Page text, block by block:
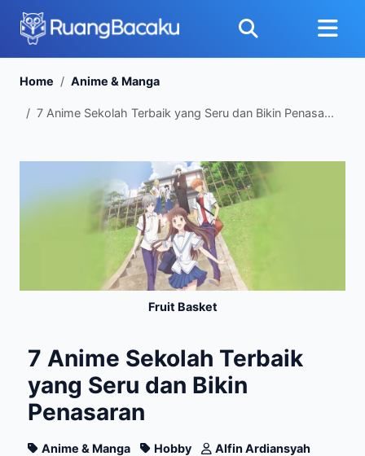
Home Anime & Manga
7 Anime Sekolah Terbaik yang Seru dan Bikin Penasa...
Fruit Basket
7 Anime Sekolah Terbaik
yang Seru dan Bikin
Penasaran
Anime & Manga Hobby
Alfin Ardiansyah